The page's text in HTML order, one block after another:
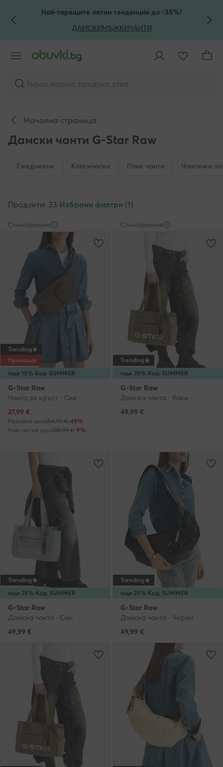
КЪМ ОСНОВНОТО СЪДЪРЖАНИЕ
КЪМ ТЪРСЕНЕНай-горещите летни тенденции до -35%!
ДАМСКИМЪЖКИЧАНТИ
Търси марка, продукт, стил
Начална страница
Дамски чанти G-Star Raw
Ежедневни Класически Плик чанти Чантички
Продукти: 33·Избрани филтри (1)
Спонсорирани
още 15% Код: SUMMER
Trending
Промоция
G-Star Raw
Чанта за кръст · Сив
Актуална цена
27,99 €
Редовна цена54,99 €-49%
Най-ниска цена30,99 €-9%
Спонсорирани
още 25% Код: SUMMER
Trending
G-Star Raw
Дамска чанта · Каки
49,99 €
още 25% Код: SUMMER
Trending
G-Star Raw
Дамска чанта · Син
49,99 €
още 25% Код: SUMMER
Trending
G-Star Raw
Дамска чанта · Черен
49,99 €